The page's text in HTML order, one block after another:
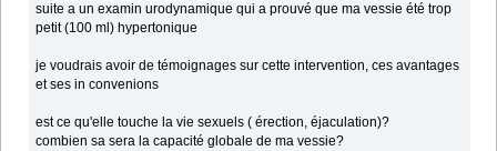
suite a un examin urodynamique qui a prouvé que ma vessie été trop
petit (100 ml) hypertonique
je voudrais avoir de témoignages sur cette intervention, ces avantages
et ses in convenions
est ce qu'elle touche la vie sexuels ( érection, éjaculation)?
combien sa sera la capacité globale de ma vessie?